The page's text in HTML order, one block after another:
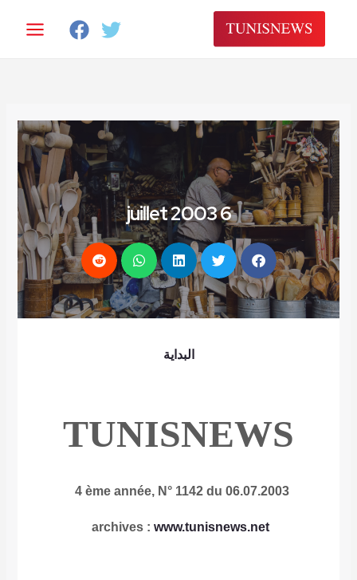
المحتوى
6 juillet 2003
البداية
TUNISNEWS
4 ème année, N° 1142 du 06.07.2003
archives : www.tunisnews.net